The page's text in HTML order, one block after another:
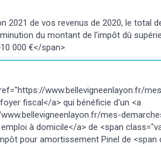
2021 de vos revenus de 2020, le total
du montant de l'impôt dû
000 €</span>.
www.bellevigneenlayon.fr/
fiscal</a> qui bénéficie d'un <a
mes-
à domicile</a> de <span
pour amortissement Pinel de <span